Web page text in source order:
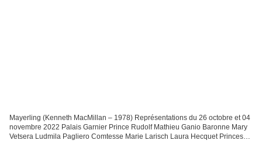
Mayerling (Kenneth MacMillan – 1978) Représentations du 26 octobre et 04
novembre 2022 Palais Garnier Prince Rudolf Mathieu Ganio Baronne Mary
Vetsera Ludmila Pagliero Comtesse Marie Larisch Laura Hecquet Princesse